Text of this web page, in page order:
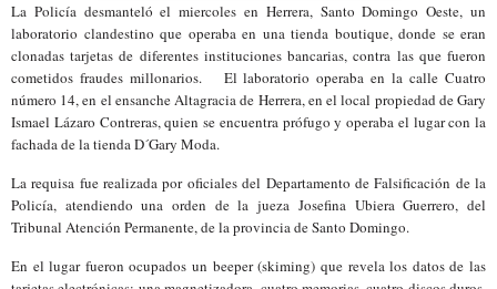
La Policía desmanteló el miercoles en Herrera, Santo Domingo Oeste, un
laboratorio clandestino que operaba en una tienda boutique, donde se eran
clonadas tarjetas de diferentes instituciones bancarias, contra las que fueron
cometidos fraudes millonarios. El laboratorio operaba en la calle Cuatro
número 14, en el ensanche Altagracia de Herrera, en el local propiedad de Gary
Ismael Lázaro Contreras, quien se encuentra prófugo y operaba el lugar con la
fachada de la tienda D´Gary Moda.
La requisa fue realizada por oficiales del Departamento de Falsificación de la
Policía, atendiendo una orden de la jueza Josefina Ubiera Guerrero, del
Tribunal Atención Permanente, de la provincia de Santo Domingo.
En el lugar fueron ocupados un beeper (skiming) que revela los datos de las